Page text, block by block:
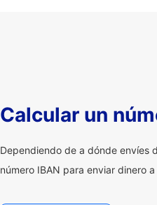
Calcular un
Dependiendo de a dónde envíes
número IBAN para enviar dinero